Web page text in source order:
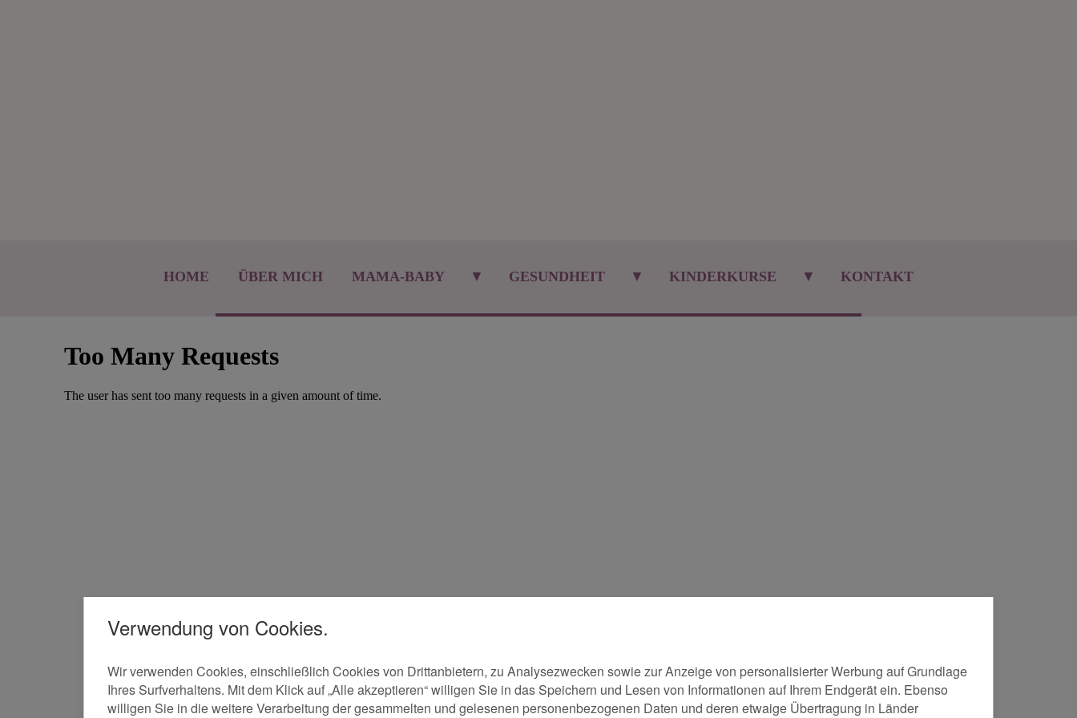
HOME ÜBER MICH MAMA-BABY ▼ GESUNDHEIT ▼ KINDERKURSE ▼ KONTAKT
Verwendung von Cookies.
Wir verwenden Cookies, einschließlich Cookies von Drittanbietern, zu Analysezwecken sowie zur Anzeige von personalisierter Werbung auf Grundlage
Ihres Surfverhaltens. Mit dem Klick auf „Alle akzeptieren“ willigen Sie in das Speichern und Lesen von Informationen auf Ihrem Endgerät ein. Ebenso
willigen Sie in die weitere Verarbeitung der gesammelten und gelesenen personenbezogenen Daten und deren etwaige Übertragung in Länder